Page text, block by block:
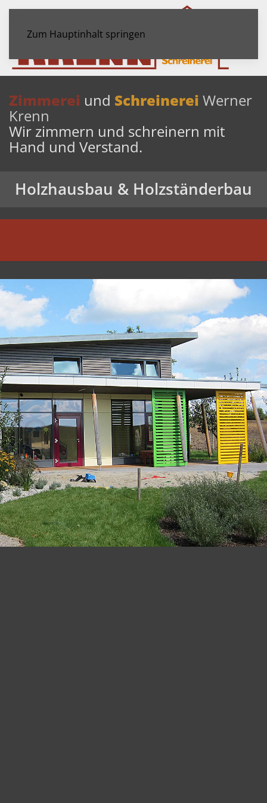
Zum Hauptinhalt springen
Zimmerei und Schreinerei Werner
Krenn
Wir zimmern und schreinern mit
Hand und Verstand.
Holzhausbau & Holzständerbau